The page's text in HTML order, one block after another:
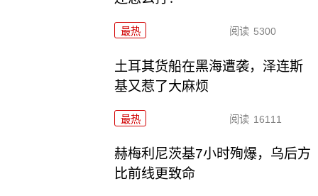
最热 阅读 5300
土耳其货船在黑海遭袭，泽连斯
基又惹了大麻烦
最热 阅读 16111
赫梅利尼茨基7小时殉爆，乌后方
比前线更致命